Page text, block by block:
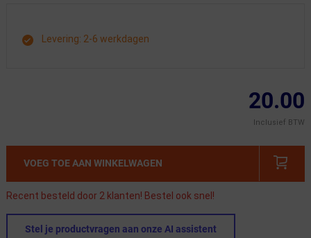
Levering: 2-6 werkdagen
20.00
Inclusief BTW
VOEG TOE AAN WINKELWAGEN
Recent besteld door 2 klanten! Bestel ook snel!
Stel je productvragen aan onze AI assistent